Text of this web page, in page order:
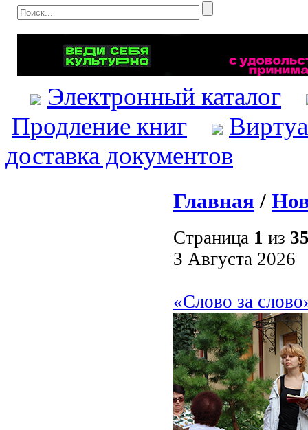
Электронный каталог
Продление книг
доставка документов
Главная /
Страница 1 из
3 Августа 2026
«Слово за